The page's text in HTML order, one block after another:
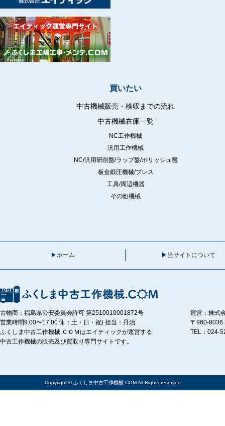
買いたい
中古機械販売・検収までの流れ
中古機械在庫一覧
NC工作機械
汎用工作機械
NC/汎用研削盤/ラップ盤/ポリッシュ盤
板金鍛圧機械/プレス
工具/周辺機器
その他機械
ホーム 当サイトについて
古物商：福島県公安委員会許可 第2510010001872号
営業時間9:00〜17:00 休：土・日・祝) 担当：丹治
ふくしま中古工作機械.ＣＯＭはエイティックが運営する
中古工作機械の販売及び買取り専門サイトです。
運営：株式
〒960-8036
TEL：024-
Copyright © ふくしま中古工作機械.COM All Rights reserved